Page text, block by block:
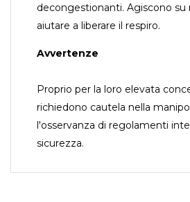
decongestionanti. Agiscono su
aiutare a liberare il respiro.
Avvertenze
Proprio per la loro elevata
richiedono cautela nella
l'osservanza di regolamenti
sicurezza.